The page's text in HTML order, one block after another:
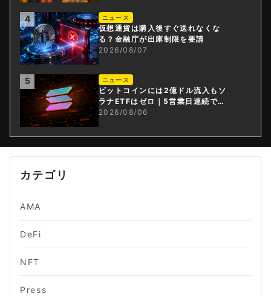
4 ニュース
仮想通貨は購入後すぐ送れなくな
る？金融庁が出庫制限を要請
2026/08/07
5 ニュース
ビットコインには2億ドル流入もソ
ラナETFはゼロ｜5営業日連続で停
止
2026/08/06
カテゴリ
AMA
DeFi
NFT
Press